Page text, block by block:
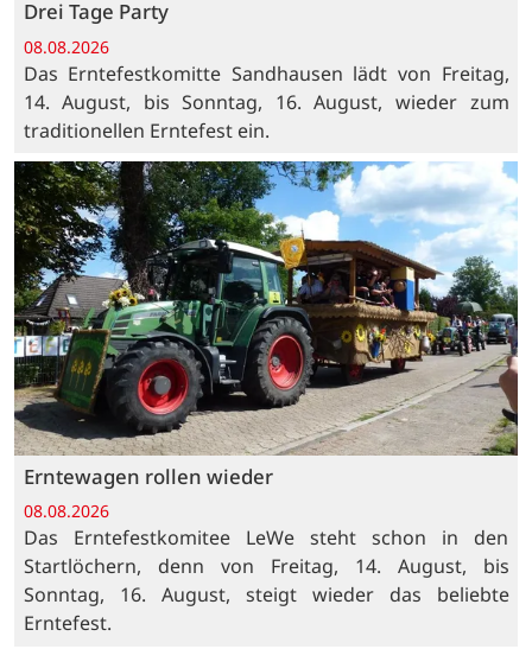
Drei Tage Party
08.08.2026
Das Erntefestkomitte Sandhausen lädt von Freitag,
14. August, bis Sonntag, 16. August, wieder zum
traditionellen Erntefest ein.
Erntewagen rollen wieder
08.08.2026
Das Erntefestkomitee LeWe steht schon in den
Startlöchern, denn von Freitag, 14. August, bis
Sonntag, 16. August, steigt wieder das beliebte
Erntefest.